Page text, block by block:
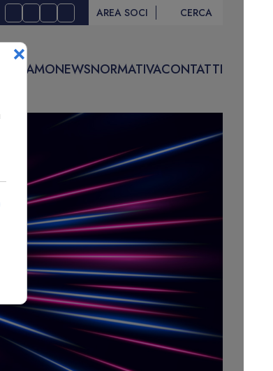
AREA SOCI CERCA
CHI SIAMONEWSNORMATIVACONTATTI